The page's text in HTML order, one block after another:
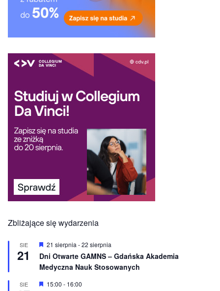
Zbliżające się wydarzenia
SIE
21
W
r
ó
n
21 sierpnia -22 sierpnia
Dni Otwarte GAMNS – Gdańska Akademia
Medyczna Nauk Stosowanych
SIE
W
15:00 - 16:00